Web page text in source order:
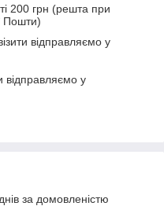
200 грн (решта при
Пошти)
відправляємо у
відправляємо у
за домовленістю